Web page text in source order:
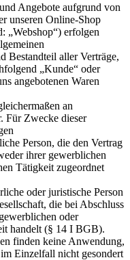
Angebote aufgrund von
unseren Online-Shop
„Webshop“) erfolgen
Bestandteil aller Verträge,
„Kunde“ oder
angebotenen Waren
an
Für Zwecke dieser
Person, die den Vertrag
ihrer gewerblichen
Tätigkeit zugeordnet
oder juristische Person
die bei Abschluss
oder
handelt (§ 14 I BGB).
finden keine Anwendung,
Einzelfall nicht gesondert